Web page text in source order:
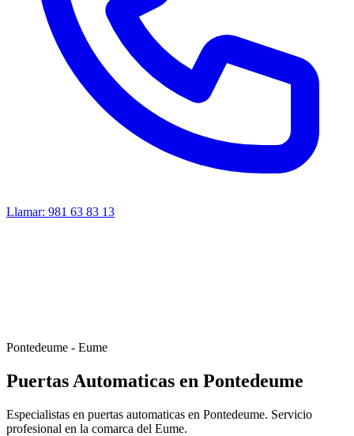
Llamar: 981 63 83 13
Pontedeume - Eume
Puertas Automaticas en Pontedeume
Especialistas en puertas automaticas en Pontedeume. Servicio
profesional en la comarca del Eume.